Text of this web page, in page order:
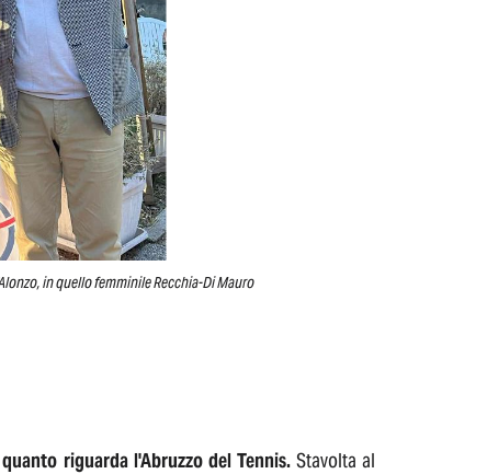
in quello femminile Recchia-Di Mauro
riguarda l'Abruzzo del Tennis. Stavolta al